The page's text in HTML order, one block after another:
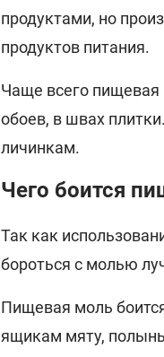
продуктами, но
продуктов питания.
Чаще всего пищевая
обоев, в швах
личинкам.
Чего боится
Так как
бороться с молью
Пищевая моль
ящикам мяту,